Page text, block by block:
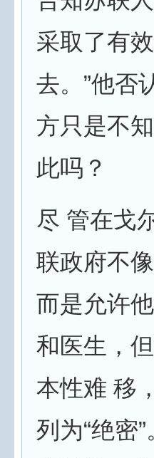
采取了有
去。”他否
方只是不
此吗？
尽 管在戈
联政府不
而是允许
和医生，
本性难 移
列为“绝密